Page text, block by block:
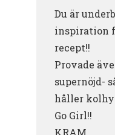
Du är
inspiration
recept!!
Provade
supernöjd-
håller
Go Girl!!
KRAM